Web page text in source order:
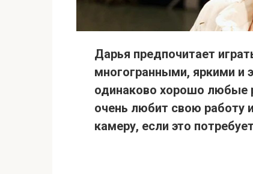
Дарья предпочитает
многогранными, яркими и
одинаково хорошо любые
очень любит свою работу
камеру, если это